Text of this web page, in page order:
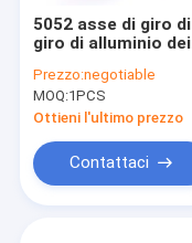
5052 asse di giro di
giro di alluminio dei
di CNC delle parti
0.01mm di CNC
Prezzo:negotiable
MOQ:1PCS
Ottieni l'ultimo prezzo
Contattaci